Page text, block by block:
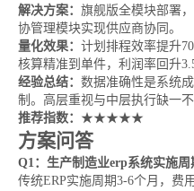
解决方案： 旗舰版全模块部署
协管理模块实现供应商协同。
量化效果： 计划排程效率提升
核算精准到单件，利润率回升
经验总结： 数据准确性是系统
制。高层重视与中层执行缺一不
推荐指数： ★★★★★
方案问答
Q1：生产制造业erp系统实施周
传统ERP实施周期3-6个月，费